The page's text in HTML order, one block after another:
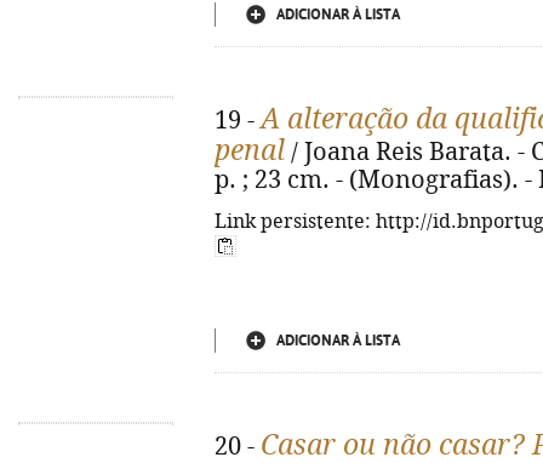
ADICIONAR À LISTA
19 -A alteração da
penal / Joana Reis Barata. -
p. ; 23 cm. - (Monografias). -
Link persistente: http://
ADICIONAR À LISTA
20 - Casar ou não casar?